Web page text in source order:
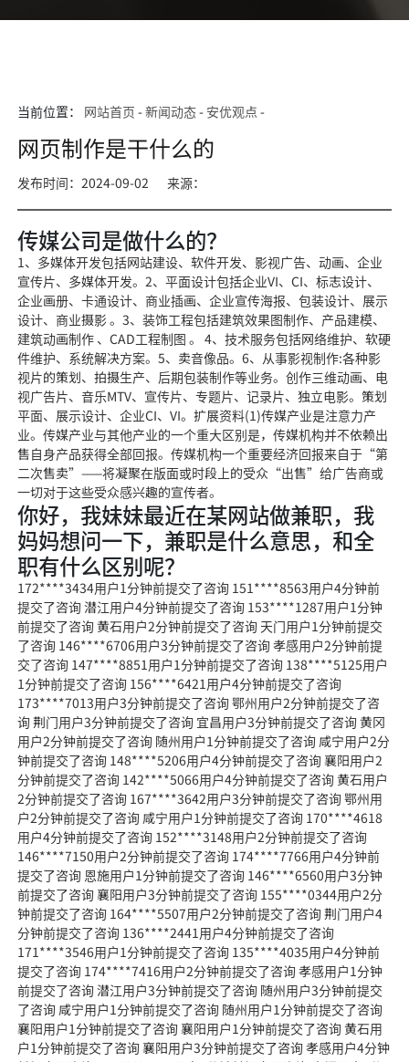
当前位置： 网站首页 -新闻动态- 安优观点 -
网页制作是干什么的
发布时间：2024-09-02 来源：
传媒公司是做什么的？
1、多媒体开发包括网站建设、软件开发、影视广告、动画、企业
宣传片、多媒体开发。2、平面设计包括企业VI、CI、标志设计、
企业画册、卡通设计、商业插画、企业宣传海报、包装设计、展示
设计、商业摄影 。3、装饰工程包括建筑效果图制作、产品建模、
建筑动画制作 、CAD工程制图 。 4、技术服务包括网络维护、软硬
件维护、系统解决方案。5、卖音像品。6、从事影视制作:各种影
视片的策划、拍摄生产、后期包装制作等业务。创作三维动画、电
视广告片、音乐MTV、宣传片、专题片、记录片、独立电影。策划
平面、展示设计、企业CI、VI。扩展资料(1)传媒产业是注意力产
业。传媒产业与其他产业的一个重大区别是，传媒机构并不依赖出
售自身产品获得全部回报。传媒机构一个重要经济回报来自于“第
二次售卖”——将凝聚在版面或时段上的受众“出售”给广告商或
一切对于这些受众感兴趣的宣传者。
你好，我妹妹最近在某网站做兼职，我
妈妈想问一下，兼职是什么意思，和全
职有什么区别呢？
172****3434用户1分钟前提交了咨询 151****8563用户4分钟前
提交了咨询 潜江用户4分钟前提交了咨询 153****1287用户1分钟
前提交了咨询 黄石用户2分钟前提交了咨询 天门用户1分钟前提交
了咨询 146****6706用户3分钟前提交了咨询 孝感用户2分钟前提
交了咨询 147****8851用户1分钟前提交了咨询 138****5125用户
1分钟前提交了咨询 156****6421用户4分钟前提交了咨询
173****7013用户3分钟前提交了咨询 鄂州用户2分钟前提交了咨
询 荆门用户3分钟前提交了咨询 宜昌用户3分钟前提交了咨询 黄冈
用户2分钟前提交了咨询 随州用户1分钟前提交了咨询 咸宁用户2分
钟前提交了咨询 148****5206用户4分钟前提交了咨询 襄阳用户2
分钟前提交了咨询 142****5066用户4分钟前提交了咨询 黄石用户
2分钟前提交了咨询 167****3642用户3分钟前提交了咨询 鄂州用
户2分钟前提交了咨询 咸宁用户1分钟前提交了咨询 170****4618
用户4分钟前提交了咨询 152****3148用户2分钟前提交了咨询
146****7150用户2分钟前提交了咨询 174****7766用户4分钟前
提交了咨询 恩施用户1分钟前提交了咨询 146****6560用户3分钟
前提交了咨询 襄阳用户3分钟前提交了咨询 155****0344用户2分
钟前提交了咨询 164****5507用户2分钟前提交了咨询 荆门用户4
分钟前提交了咨询 136****2441用户4分钟前提交了咨询
171****3546用户1分钟前提交了咨询 135****4035用户4分钟前
提交了咨询 174****7416用户2分钟前提交了咨询 孝感用户1分钟
前提交了咨询 潜江用户3分钟前提交了咨询 随州用户3分钟前提交
了咨询 咸宁用户1分钟前提交了咨询 随州用户1分钟前提交了咨询
襄阳用户1分钟前提交了咨询 襄阳用户1分钟前提交了咨询 黄石用
户1分钟前提交了咨询 襄阳用户3分钟前提交了咨询 孝感用户4分钟